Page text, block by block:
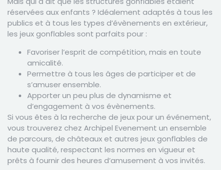
réservées aux enfants ? Idéalement adaptés à tous les
publics et à tous les types d’évènements en extérieur,
les jeux gonflables sont parfaits pour :
Favoriser l’esprit de compétition, mais en toute
amicalité.
Permettre à tous les âges de participer et de
s’amuser ensemble.
Apporter un peu plus de dynamisme et
d’engagement à vos évènements.
Si vous êtes à la recherche de jeux pour un événement,
vous trouverez chez Archipel Evenement un ensemble
de parcours, de châteaux et autres jeux gonflables de
haute qualité, respectant les normes en vigueur et
prêts à fournir des heures d’amusement à vos invités.